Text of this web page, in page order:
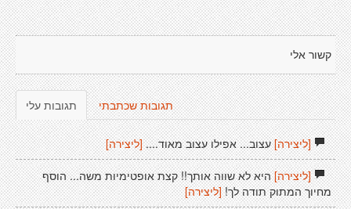
קשור אלי
תגובות עלי תגובות שכתבתי
[ליצירה]עצוב... אפילו עצוב מאוד.... [ליצירה]
[ליצירה]היא לא שווה אותך!! קצת אופטימיות משה... הוסף
מחיוך המתוק תודה לך! [ליצירה]